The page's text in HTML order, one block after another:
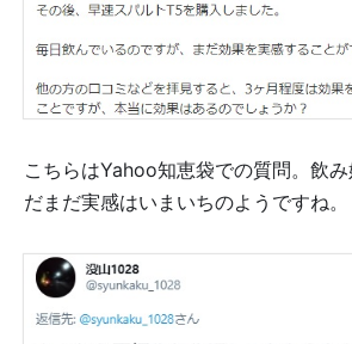
こちらはYahoo知恵袋での質問。飲
だまだ実感はいまいちのようですね。